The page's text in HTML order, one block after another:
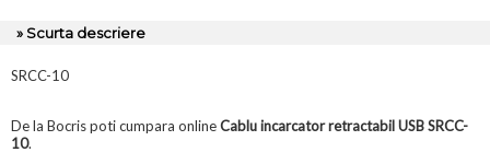
» Scurta descriere
SRCC-10
De la Bocris poti cumpara onlineCablu incarcator retractabil USB SRCC-
10.